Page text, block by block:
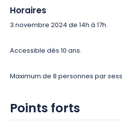
Horaires
3 novembre 2024 de 14h à 17h.
Accessible dès 10 ans.
Maximum de 8 personnes par
Points forts